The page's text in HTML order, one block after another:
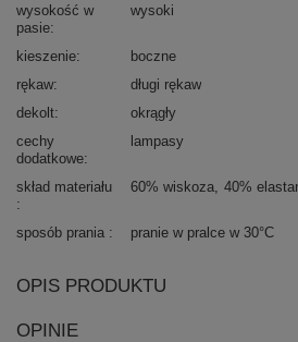
wysokość w
pasie
wysoki
kieszenie
boczne
rękaw
długi rękaw
dekolt
okrągły
cechy
dodatkowe
lampasy
skład materiału 60% wiskoza 40%
sposób prania pranie w pralce w 30°C
OPIS PRODUKTU
OPINIE